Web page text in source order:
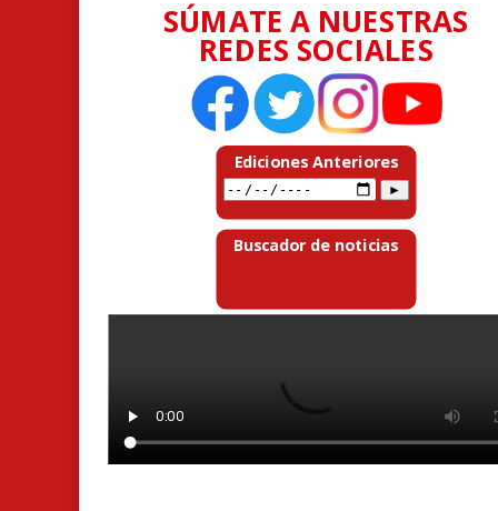
SÚMATE A NUESTRAS
REDES SOCIALES
Ediciones Anteriores
Buscador de noticias